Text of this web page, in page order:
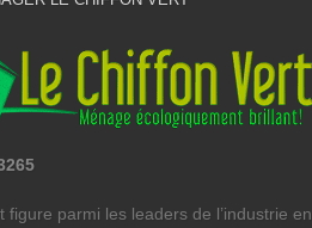
figure parmi les leaders de l’industrie en